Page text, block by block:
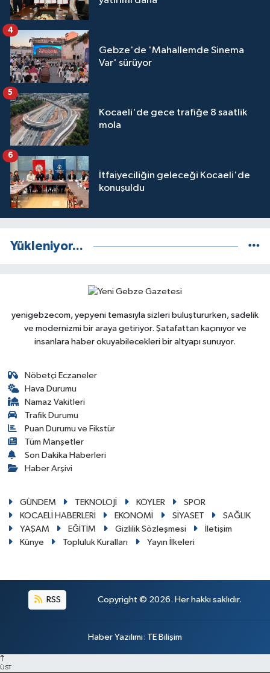
Gebze'de 'Mahallemde Sinema
Var' sürüyor
4
Kocaeli'de gece trafiğe 8 saatlik
mola
5
İtfaiyeciliğin geleceği Kocaeli'de
konuşuldu
6
Yükleniyor...
yenigebzecom, yepyeni temasıyla sizleri buluştururken, sadelik
ve modernizmi bir araya getiriyor. Şatafattan kaçınıyor ve
insanlara haber okuyabilecekleri bir altyapı sunuyor.
Nöbetçi Eczaneler
Hava Durumu
Namaz Vakitleri
Trafik Durumu
Puan Durumu ve Fikstür
Tüm Manşetler
Son Dakika Haberleri
Haber Arşivi
GÜNDEM TEKNOLOJİ KÖYLER
SPOR
KOCAELİ HABERLERİ
EKONOMİ SİYASET
SAĞLIK
YAŞAM
EĞİTİM Gizlilik Sözleşmesi
İletişim
Künye
Topluluk Kuralları Yayın İlkeleri
RSS Copyright © 2026. Her hakkı saklıdır.
Haber Yazılımı: TE Bilişim
ÜST